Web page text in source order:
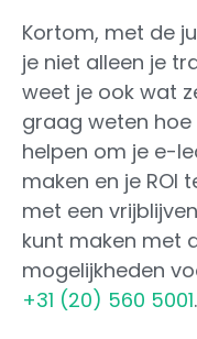
Kortom, met de
je niet alleen je
weet je ook wat
graag weten hoe
helpen om je e-
maken en je ROI
met een
kunt maken met
mogelijkheden
+31 (20) 560 5001.